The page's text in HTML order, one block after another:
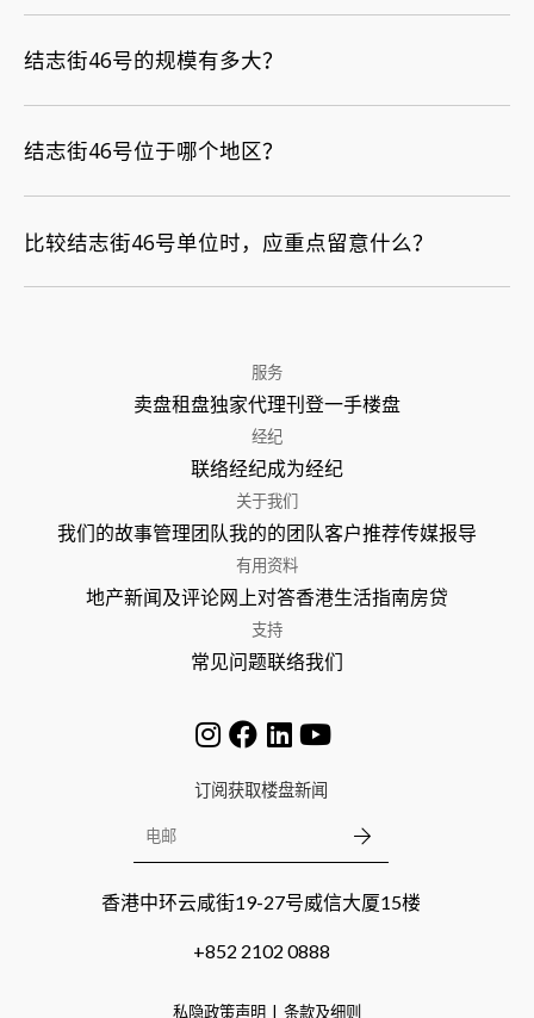
结志街46号的规模有多大？
结志街46号位于哪个地区？
比较结志街46号单位时，应重点留意什么？
服务
卖盘租盘独家代理刊登一手楼盘
经纪
联络经纪成为经纪
关于我们
我们的故事管理团队我的的团队客户推荐传媒报导
有用资料
地产新闻及评论网上对答香港生活指南房贷
支持
常见问题联络我们
订阅获取楼盘新闻
香港中环云咸街19-27号威信大厦15楼
+852 2102 0888
私隐政策声明 条款及细则